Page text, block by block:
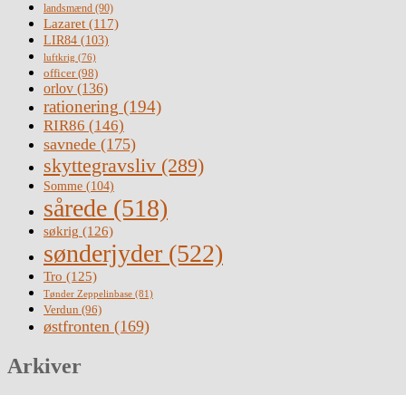
landsmænd (90)
Lazaret (117)
LIR84 (103)
luftkrig (76)
officer(98)
orlov (136)
rationering (194)
RIR86 (146)
savnede (175)
skyttegravsliv (289)
Somme (104)
sårede (518)
søkrig (126)
sønderjyder (522)
Tro (125)
Tønder Zeppelinbase (81)
Verdun (96)
østfronten (169)
Arkiver